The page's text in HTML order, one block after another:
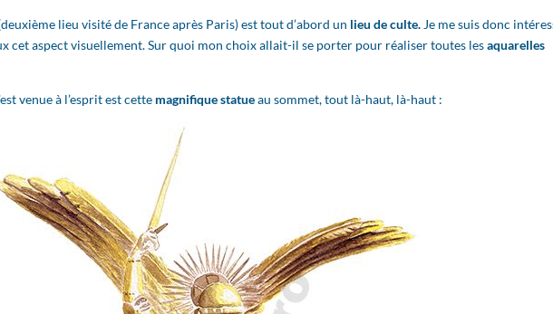
lieu visité de France après Paris) est tout d’abord un lieu de culte. Je me suis donc
cet aspect visuellement. Sur quoi mon choix allait-il se porter pour réaliser toutes lesaquarelles
venue à l’esprit est cette magnifique statueau sommet, tout là-haut, là-haut :